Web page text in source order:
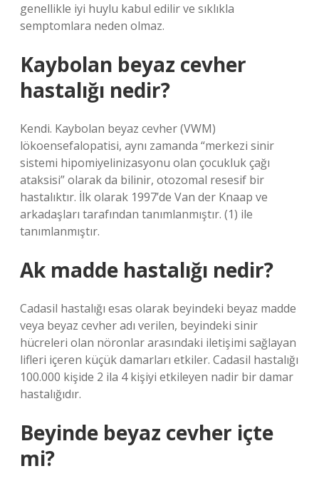
genellikle iyi huylu kabul edilir ve sıklıkla
semptomlara neden olmaz.
Kaybolan beyaz cevher
hastalığı nedir?
Kendi. Kaybolan beyaz cevher (VWM)
lökoensefalopatisi, aynı zamanda “merkezi sinir
sistemi hipomiyelinizasyonu olan çocukluk çağı
ataksisi” olarak da bilinir, otozomal resesif bir
hastalıktır. İlk olarak 1997’de Van der Knaap ve
arkadaşları tarafından tanımlanmıştır. (1) ile
tanımlanmıştır.
Ak madde hastalığı nedir?
Cadasil hastalığı esas olarak beyindeki beyaz madde
veya beyaz cevher adı verilen, beyindeki sinir
hücreleri olan nöronlar arasındaki iletişimi sağlayan
lifleri içeren küçük damarları etkiler. Cadasil hastalığı
100.000 kişide 2 ila 4 kişiyi etkileyen nadir bir damar
hastalığıdır.
Beyinde beyaz cevher içte
mi?